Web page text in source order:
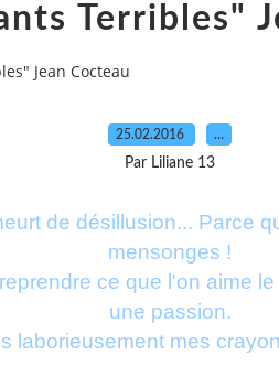
Terribles"
Jean Cocteau
25.02.2016 …
Par Liliane 13
de désillusion... Parce
mensonges !
ce que l'on aime
une passion.
laborieusement mes